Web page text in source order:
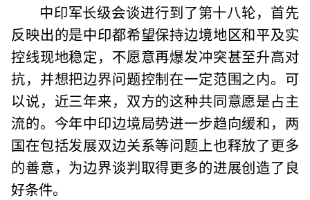
中印军长级会谈进行到了第十八轮，首先
反映出的是中印都希望保持边境地区和平及实
控线现地稳定，不愿意再爆发冲突甚至升高对
抗，并想把边界问题控制在一定范围之内。可
以说，近三年来，双方的这种共同意愿是占主
流的。今年中印边境局势进一步趋向缓和，两
国在包括发展双边关系等问题上也释放了更多
的善意，为边界谈判取得更多的进展创造了良
好条件。